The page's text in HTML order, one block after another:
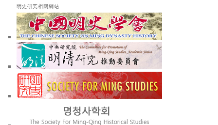
明史研究相關網站